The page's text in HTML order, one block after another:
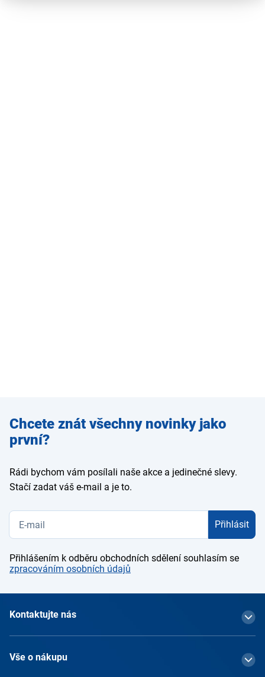
Zadejte
e-mail
Chcete znát všechny novinky jako
první?
Rádi bychom vám posílali naše akce a jedinečné slevy.
Stačí zadat váš e-mail a je to.
Přihlásit
Přihlášením k odběru obchodních sdělení souhlasím se
zpracováním osobních údajů
Kontaktujte nás
Vše o nákupu